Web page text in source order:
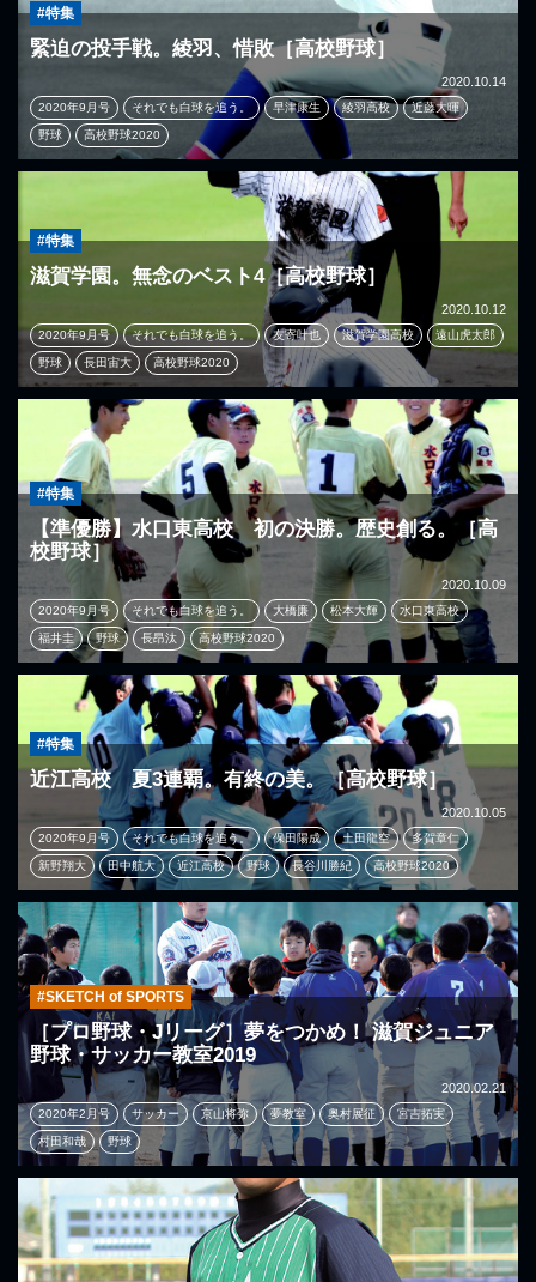
#特集
緊迫の投手戦。綾羽、惜敗［高校野球］
2020.10.14
2020年9月号 それでも白球を追う。 早津康生 綾羽高校 近藤大暉
野球 高校野球2020
#特集
滋賀学園。無念のベスト4［高校野球］
2020.10.12
2020年9月号 それでも白球を追う。 友寄叶也 滋賀学園高校 遠山虎太郎
野球 長田宙大 高校野球2020
#特集
【準優勝】水口東高校 初の決勝。歴史創る。［高
校野球］
2020.10.09
2020年9月号 それでも白球を追う。 大橋廉 松本大輝 水口東高校
福井圭 野球 長昂汰 高校野球2020
#特集
近江高校 夏3連覇。有終の美。［高校野球］
2020.10.05
2020年9月号 それでも白球を追う。 保田陽成 土田龍空 多賀章仁
新野翔大 田中航大 近江高校 野球 長谷川勝紀 高校野球2020
#SKETCH of SPORTS
［プロ野球・Jリーグ］夢をつかめ！ 滋賀ジュニア
野球・サッカー教室2019
2020.02.21
2020年2月号 サッカー 京山将弥 夢教室 奥村展征 宮吉拓実
村田和哉 野球